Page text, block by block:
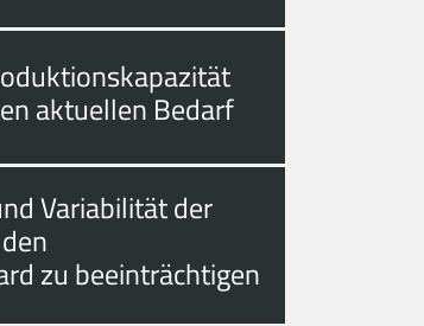
aktuellen Bedarf
Variabilität der
zu beeinträchtigen